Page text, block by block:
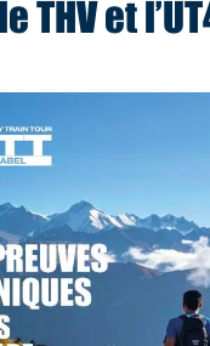
THV et